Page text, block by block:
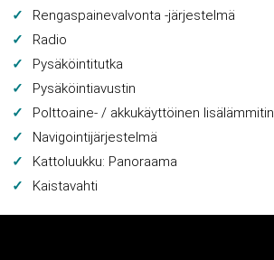
Rengaspainevalvonta -järjestelmä
Radio
Pysäköintitutka
Pysäköintiavustin
Polttoaine- / akkukäyttöinen lisälämmitin
Navigointijärjestelmä
Kattoluukku: Panoraama
Kaistavahti